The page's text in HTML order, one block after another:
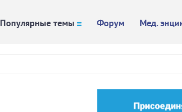
Популярные темы Форум Мед.